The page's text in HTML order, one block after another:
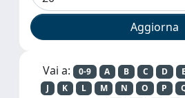
Vai a: 0-9 A B C D E
J
K L M N O P